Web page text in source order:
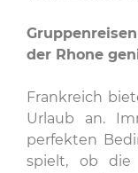
der Rhone
Frankreich
Urlaub an.
perfekten
spielt, ob die